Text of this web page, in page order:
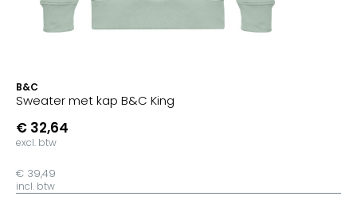
B&C
Sweater met kap B&C King
€ 32,64
excl. btw
€ 39,49
incl. btw